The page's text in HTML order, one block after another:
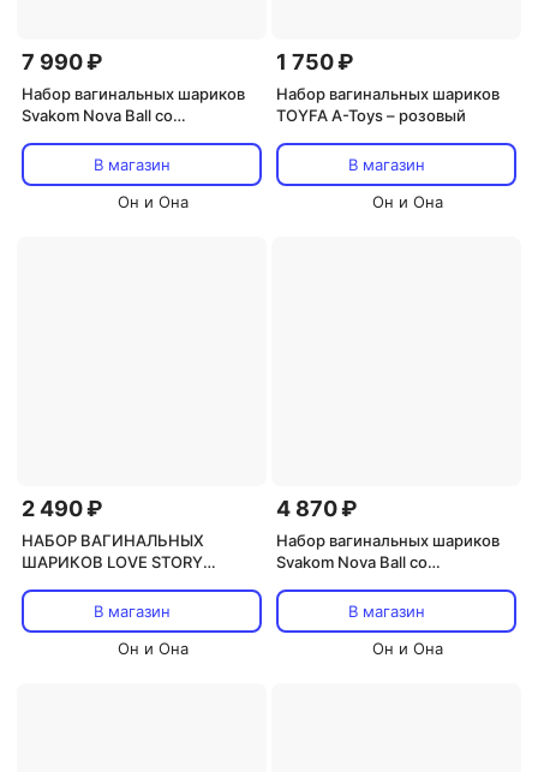
7 990 ₽
Набор вагинальных шариков
Svakom Nova Ball со
- сливовыйВ магазин
Он и Она
1 750 ₽
Набор вагинальных шариков
TOYFA A-Toys – розовый
В магазин
Он и Она
2 490 ₽
НАБОР ВАГИНАЛЬНЫХ
ШАРИКОВ LOVE STORY
В магазин
Он и Она
4 870 ₽
Набор вагинальных шариков
Svakom Nova Ball со
- зеленыйВ магазин
Он и Она